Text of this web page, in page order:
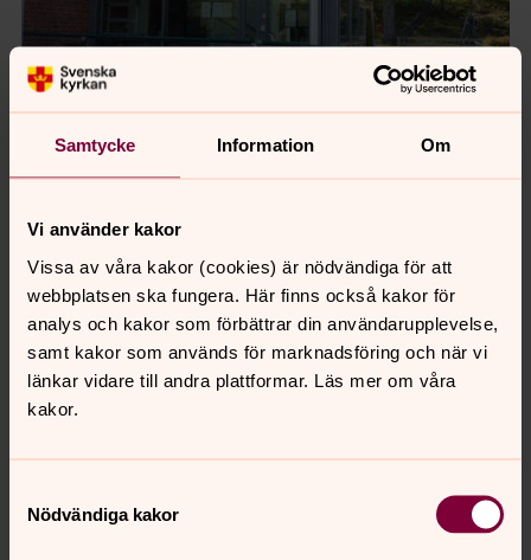
Samtycke Information Om
Vi använder kakor
Vissa av våra kakor (cookies) är nödvändiga för att
webbplatsen ska fungera. Här finns också kakor för
analys och kakor som förbättrar din användarupplevelse,
samt kakor som används för marknadsföring och när vi
länkar vidare till andra plattformar. Läs mer om våra
kakor.
Nödvändiga kakor
Foto: Ann-Sofie Nilsson